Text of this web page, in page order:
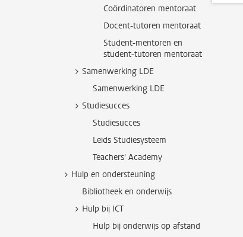
Coördinatoren mentoraat
Docent-tutoren mentoraat
Student-mentoren en
student-tutoren mentoraat
Samenwerking LDE
Samenwerking LDE
Studiesucces
Studiesucces
Leids Studiesysteem
Teachers' Academy
Hulp en ondersteuning
Bibliotheek en onderwijs
Hulp bij ICT
Hulp bij onderwijs op afstand